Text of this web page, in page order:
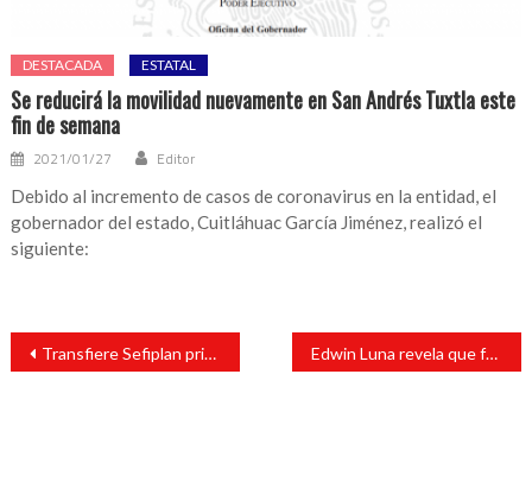
DESTACADA ESTATAL
Se reducirá la movilidad nuevamente en San Andrés Tuxtla este
fin de semana
2021/01/27 Editor
Debido al incremento de casos de coronavirus en la entidad, el
gobernador del estado, Cuitláhuac García Jiménez, realizó el
siguiente:
Navegación
entradas
Transfiere Sefiplan primer pago de prestaciones a sector educativo Edwin Luna revela que fue diagnosticado con trastorno mental